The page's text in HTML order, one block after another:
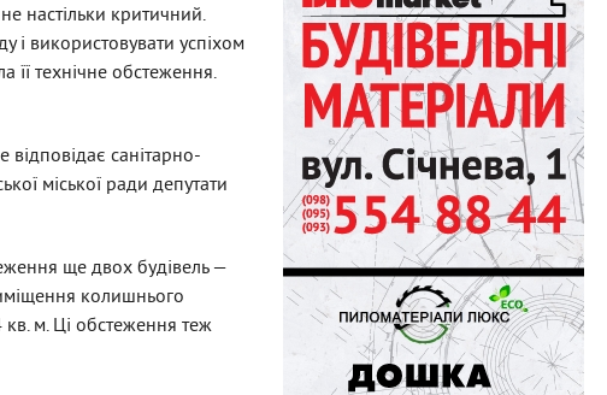
настільки критичний.
і використовувати успіхом
її технічне обстеження.
санітарно-
міської ради депутати
ще двох будівель —
колишнього
м. Ці обстеження теж